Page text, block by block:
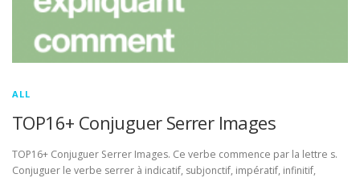
ALL
TOP16+ Conjuguer Serrer Images
TOP16+ Conjuguer Serrer Images. Ce verbe commence par la lettre s.
Conjuguer le verbe serrer à indicatif, subjonctif, impératif, infinitif,